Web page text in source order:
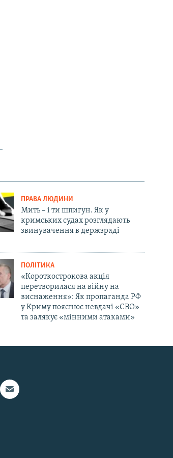
ПРАВА ЛЮДИНИ
Мить – і ти шпигун. Як у
кримських судах розглядають
звинувачення в держзраді
ПОЛІТИКА
«Короткострокова акція
перетворилася на війну на
виснаження»: Як пропаганда РФ
у Криму пояснює невдачі «СВО»
та залякує «мінними атаками»